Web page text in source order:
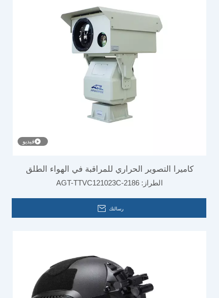
فيديو
كاميرا التصوير الحراري للمراقبة في الهواء الطلق
لمكافحة الحرائق الطراز: AGT-TTVC121023C-2186
رسالتك